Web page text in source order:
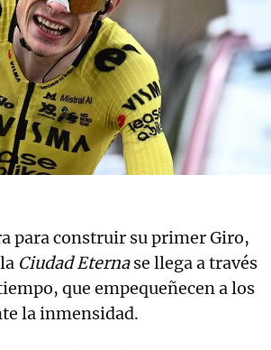
para construir su primer Giro,
Ciudad Eternase llega a través
que empequeñecen a los
la inmensidad.